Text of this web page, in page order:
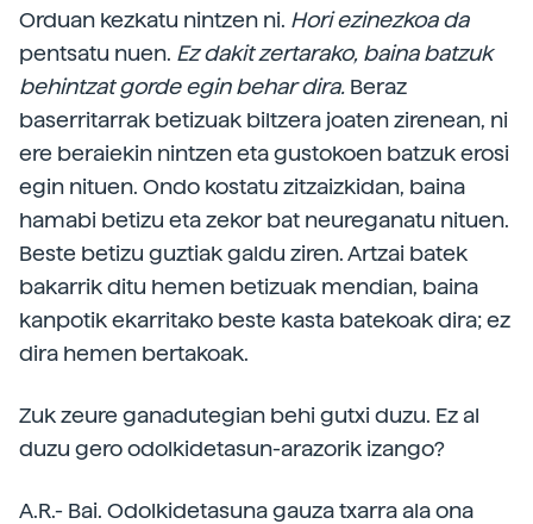
Orduan kezkatu nintzen ni. Hori ezinezkoa da
pentsatu nuen. Ez dakit zertarako, baina batzuk
behintzat gorde egin behar dira. Beraz
baserritarrak betizuak biltzera joaten zirenean, ni
ere beraiekin nintzen eta gustokoen batzuk erosi
egin nituen. Ondo kostatu zitzaizkidan, baina
hamabi betizu eta zekor bat neureganatu nituen.
Beste betizu guztiak galdu ziren. Artzai batek
bakarrik ditu hemen betizuak mendian, baina
kanpotik ekarritako beste kasta batekoak dira; ez
dira hemen bertakoak.
Zuk zeure ganadutegian behi gutxi duzu. Ez al
duzu gero odolkidetasun-arazorik izango?
A.R.- Bai. Odolkidetasuna gauza txarra ala ona